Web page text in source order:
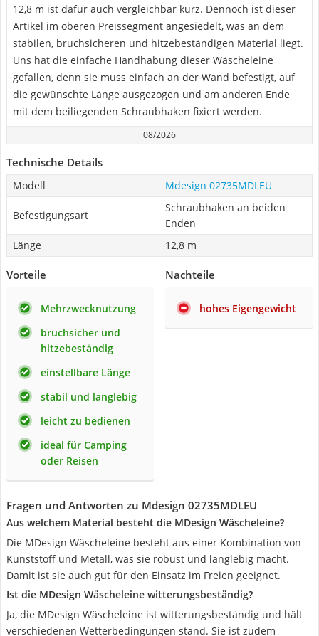
12,8 m ist dafür auch vergleichbar kurz. Dennoch ist dieser
Artikel im oberen Preissegment angesiedelt, was an dem
stabilen, bruchsicheren und hitzebeständigen Material liegt.
Uns hat die einfache Handhabung dieser Wäscheleine
gefallen, denn sie muss einfach an der Wand befestigt, auf
die gewünschte Länge ausgezogen und am anderen Ende
mit dem beiliegenden Schraubhaken fixiert werden.
08/2026
Technische Details
Modell Mdesign 02735MDLEU
Befestigungsart
Schraubhaken an beiden
Enden
Länge
12,8 m
Vorteile
Mehrzwecknutzung
bruchsicher und
hitzebeständig
einstellbare Länge
stabil und langlebig
leicht zu bedienen
ideal für Camping
oder Reisen
Nachteile
hohes Eigengewicht
Fragen und Antworten zu Mdesign 02735MDLEU
Aus welchem Material besteht die MDesign Wäscheleine?
Die MDesign Wäscheleine besteht aus einer Kombination von
Kunststoff und Metall, was sie robust und langlebig macht.
Damit ist sie auch gut für den Einsatz im Freien geeignet.
Ist die MDesign Wäscheleine witterungsbeständig?
Ja, die MDesign Wäscheleine ist witterungsbeständig und hält
verschiedenen Wetterbedingungen stand. Sie ist zudem